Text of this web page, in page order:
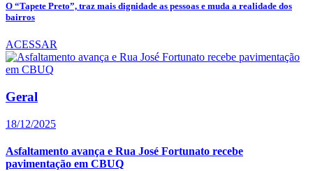
O “Tapete Preto”, traz mais dignidade as pessoas e muda a realidade dos
bairros
ACESSAR
Geral
18/12/2025
Asfaltamento avança e Rua José Fortunato recebe
pavimentação em CBUQ